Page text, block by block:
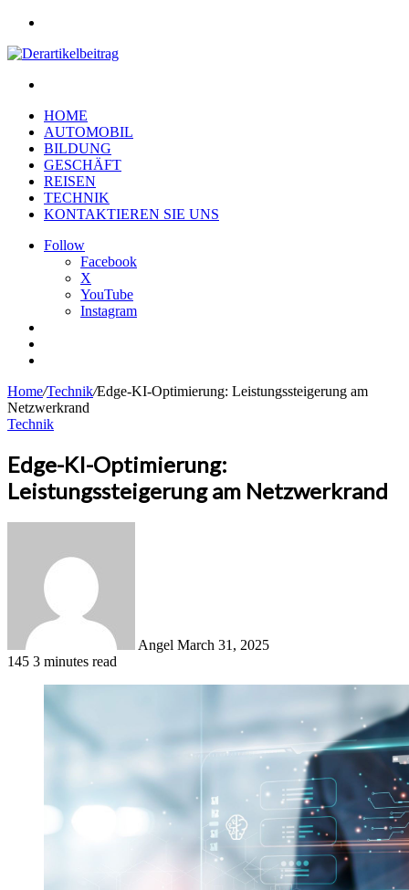
HOME
AUTOMOBIL
BILDUNG
GESCHÄFT
REISEN
TECHNIK
KONTAKTIEREN SIE UNS
Follow
Facebook
X
YouTube
Instagram
Home/Technik/Edge-KI-Optimierung: Leistungssteigerung am
Netzwerkrand
Technik
Edge-KI-Optimierung:
Leistungssteigerung am Netzwerkrand
Angel March 31, 2025
145 3 minutes read